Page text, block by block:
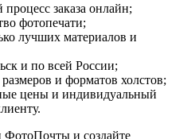
заказа онлайн;
фотопечати;
лучших материалов и
и по всей России;
и форматов холстов;
цены и индивидуальный
ФотоПочты и создайте